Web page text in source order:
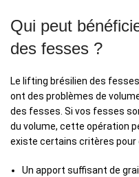
Qui peut
des fesses ?
Le lifting brésilien des
ont des problèmes de
des fesses. Si vos fesses
du volume, cette opération
existe certains critères pour
Un apport suffisant de